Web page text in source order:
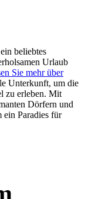
beliebtes
Urlaub
Sie mehr über
Unterkunft, um die
zu erleben. Mit
Dörfern und
Paradies für